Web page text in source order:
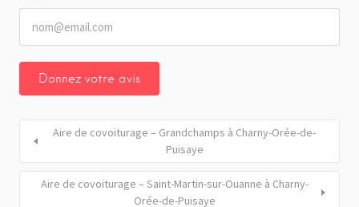
Aire de covoiturage – Grandchamps à Charny-Orée-de-
Puisaye
Aire de covoiturage – Saint-Martin-sur-Ouanne à Charny-
Orée-de-Puisaye